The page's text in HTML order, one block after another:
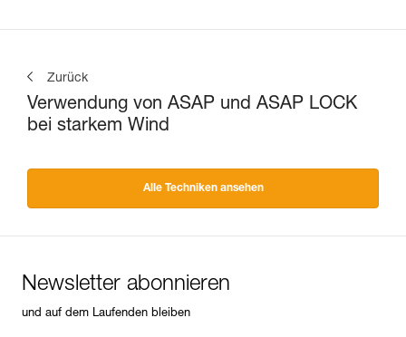
Zurück
Verwendung von ASAP und ASAP LOCK
bei starkem Wind
Alle Techniken ansehen
Newsletter abonnieren
und auf dem Laufenden bleiben